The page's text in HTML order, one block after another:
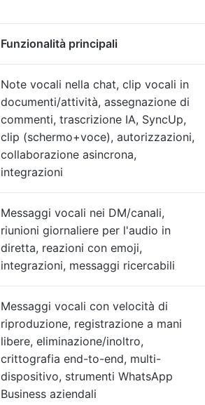
Funzionalità principali
Note vocali nella chat, clip vocali in
documenti/attività, assegnazione di
commenti, trascrizione IA, SyncUp,
clip (schermo+voce), autorizzazioni,
collaborazione asincrona,
integrazioni
Messaggi vocali nei DM/canali,
riunioni giornaliere per l'audio in
diretta, reazioni con emoji,
integrazioni, messaggi ricercabili
Messaggi vocali con velocità di
riproduzione, registrazione a mani
libere, eliminazione/inoltro,
crittografia end-to-end, multi-
dispositivo, strumenti WhatsApp
Business aziendali